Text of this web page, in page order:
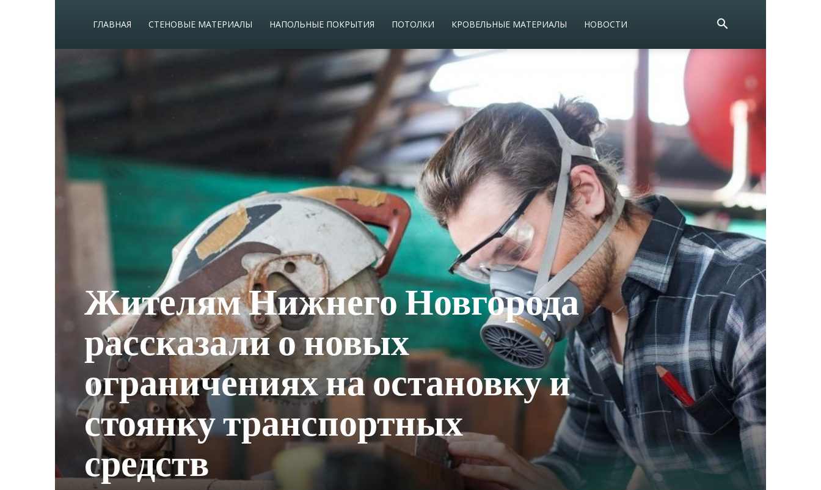
ГЛАВНАЯ СТЕНОВЫЕ МАТЕРИАЛЫ НАПОЛЬНЫЕ ПОКРЫТИЯ ПОТОЛКИ КРОВЕЛЬНЫЕ МАТЕРИАЛЫ НОВОСТИ
Жителям Нижнего Новгорода
рассказали о новых
ограничениях на остановку и
стоянку транспортных
средств